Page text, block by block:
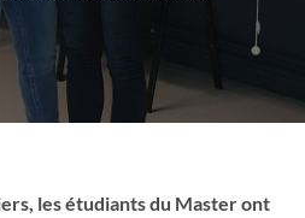
les étudiants du Master ont